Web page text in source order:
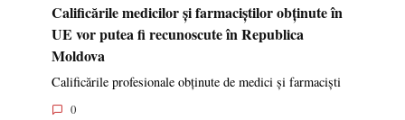
Calificările medicilor și farmaciștilor obținute în
UE vor putea fi recunoscute în Republica
Moldova
Calificările profesionale obținute de medici și farmaciști
0